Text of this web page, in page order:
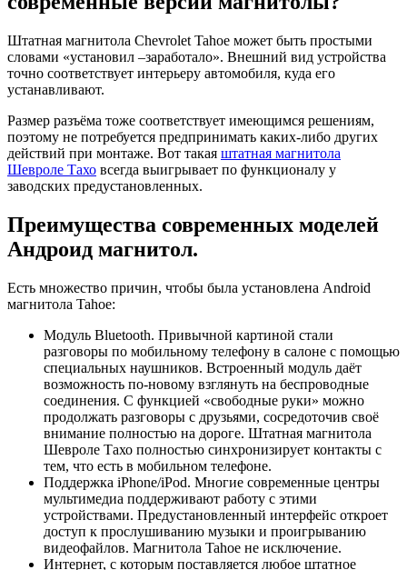
Штатная магнитола Chevrolet Tahoe может быть простыми
словами «установил –заработало». Внешний вид устройства
точно соответствует интерьеру автомобиля, куда его
устанавливают.
Размер разъёма тоже соответствует имеющимся решениям,
поэтому не потребуется предпринимать каких-либо других
действий при монтаже. Вот такая штатная магнитола
Шевроле Тахо всегда выигрывает по функционалу у
заводских предустановленных.
Преимущества современных моделей
Андроид магнитол.
Есть множество причин, чтобы была установлена Android
магнитола Tahoe:
Модуль Bluetooth. Привычной картиной стали
разговоры по мобильному телефону в салоне с помощью
специальных наушников. Встроенный модуль даёт
возможность по-новому взглянуть на беспроводные
соединения. С функцией «свободные руки» можно
продолжать разговоры с друзьями, сосредоточив своё
внимание полностью на дороге. Штатная магнитола
Шевроле Тахо полностью синхронизирует контакты с
тем, что есть в мобильном телефоне.
Поддержка iPhone/iPod. Многие современные центры
мультимедиа поддерживают работу с этими
устройствами. Предустановленный интерфейс откроет
доступ к прослушиванию музыки и проигрыванию
видеофайлов. Магнитола Tahoe не исключение.
Интернет, с которым поставляется любое штатное